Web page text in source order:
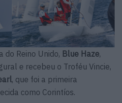
do Reino Unido, Blue Haze,
e recebeu o Troféu Vincie,
, que foi a primeira
como Corintíos.